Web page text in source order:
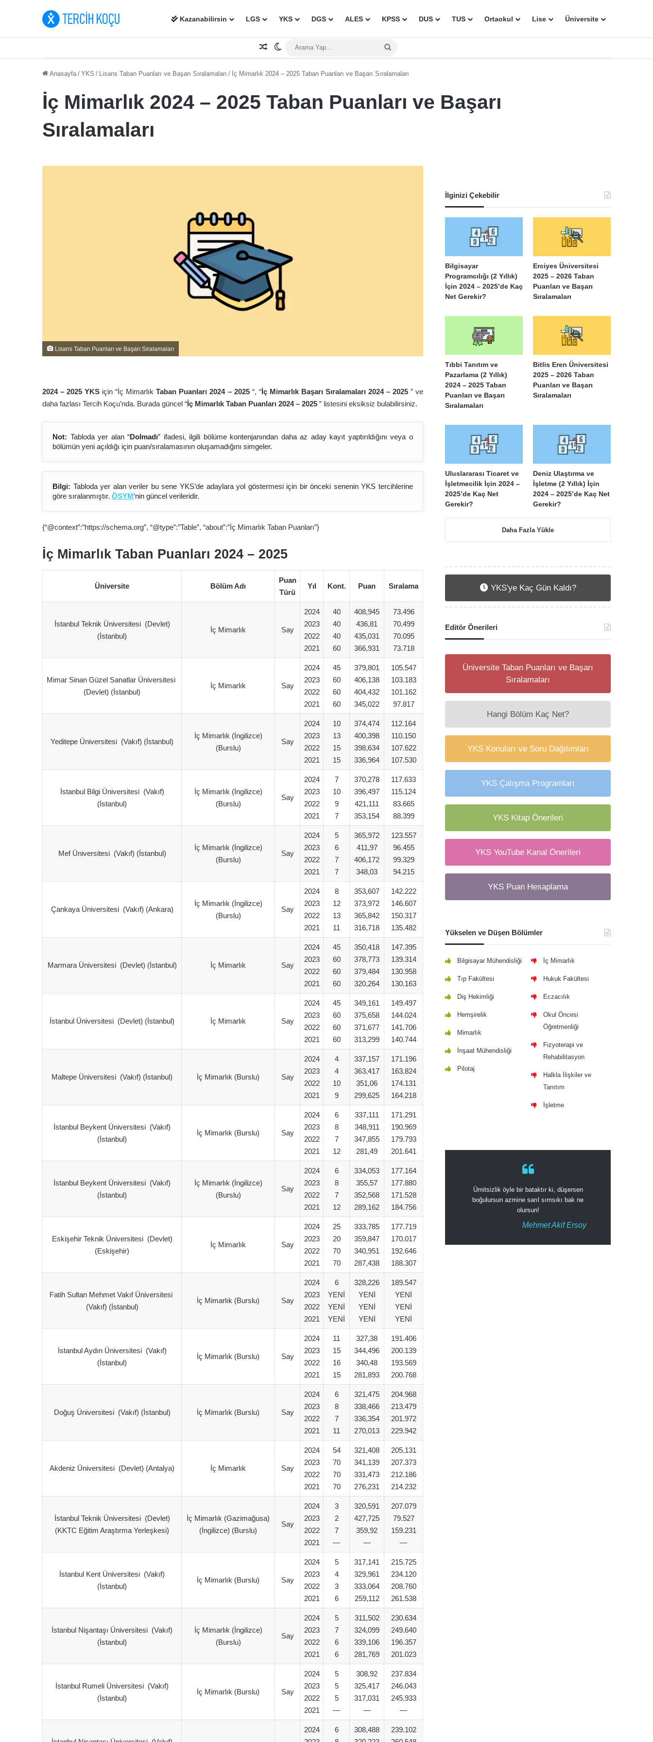
Kazanabilirsin LGS YKS DGS ALES KPSS DUS TUS Ortaokul Lise Üniversite
Rastgele Makale
Dış görünümü değiştir
Anasayfa / YKS / Lisans Taban Puanları ve Başarı Sıralamaları / İç Mimarlık 2024 – 2025 Taban Puanları ve Başarı Sıralamaları
İç Mimarlık 2024 – 2025 Taban Puanları ve Başarı
Sıralamaları
Lisans Taban Puanları ve Başarı Sıralamaları
2024 – 2025 YKS için “İç Mimarlık Taban Puanları 2024 – 2025 “, “İç Mimarlık Başarı Sıralamaları 2024 – 2025 ” ve
daha fazlası Tercih Koçu’nda. Burada güncel “İç Mimarlık Taban Puanları 2024 – 2025 ” listesini eksiksiz bulabilirsiniz.
Not: Tabloda yer alan “Dolmadı” ifadesi, ilgili bölüme kontenjanından daha az aday kayıt yaptırıldığını veya o
bölümün yeni açıldığı için puan/sıralamasının oluşamadığını simgeler.
Bilgi: Tabloda yer alan veriler bu sene YKS’de adaylara yol göstermesi için bir önceki senenin YKS tercihlerine
göre sıralanmıştır. ÖSYM‘nin güncel verileridir.
{“@context”:”https://schema.org”, “@type”:”Table”, “about”:”İç Mimarlık Taban Puanları”}
İç Mimarlık Taban Puanları 2024 – 2025
Üniversite Bölüm Adı
Puan
Türü
Yıl Kont. Puan Sıralama
İstanbul Teknik Üniversitesi (Devlet)
(İstanbul)
İç Mimarlık Say
2024
2023
2022
2021
40
40
40
60
408,945
436,81
435,031
366,931
73.496
70.499
70.095
73.718
Mimar Sinan Güzel Sanatlar Üniversitesi
(Devlet) (İstanbul)
İç Mimarlık Say
2024
2023
2022
2021
45
60
60
60
379,801
406,138
404,432
345,022
105.547
103.183
101.162
97.817
Yeditepe Üniversitesi (Vakıf) (İstanbul)
İç Mimarlık (İngilizce)
(Burslu)
Say
2024
2023
2022
2021
10
13
15
15
374,474
400,398
398,634
336,964
112.164
110.150
107.622
107.530
İstanbul Bilgi Üniversitesi (Vakıf)
(İstanbul)
İç Mimarlık (İngilizce)
(Burslu)
Say
2024
2023
2022
2021
7
10
9
7
370,278
396,497
421,111
353,154
117.633
115.124
83.665
88.399
Mef Üniversitesi (Vakıf) (İstanbul)
İç Mimarlık (İngilizce)
(Burslu)
Say
2024
2023
2022
2021
5
6
7
7
365,972
411,97
406,172
348,03
123.557
96.455
99.329
94.215
Çankaya Üniversitesi (Vakıf) (Ankara)
İç Mimarlık (İngilizce)
(Burslu)
Say
2024
2023
2022
2021
8
12
13
11
353,607
373,972
365,842
316,718
142.222
146.607
150.317
135.482
Marmara Üniversitesi (Devlet) (İstanbul) İç Mimarlık Say
2024
2023
2022
2021
45
60
60
60
350,418
378,773
379,484
320,264
147.395
139.314
130.958
130.163
İstanbul Üniversitesi (Devlet) (İstanbul) İç Mimarlık Say
2024
2023
2022
2021
45
60
60
60
349,161
375,658
371,677
313,299
149.497
144.024
141.706
140.744
Maltepe Üniversitesi (Vakıf) (İstanbul) İç Mimarlık (Burslu) Say
2024
2023
2022
2021
4
4
10
9
337,157
363,417
351,06
299,625
171.196
163.824
174.131
164.218
İstanbul Beykent Üniversitesi (Vakıf)
(İstanbul)
İç Mimarlık (Burslu) Say
2024
2023
2022
2021
6
8
7
12
337,111
348,911
347,855
281,49
171.291
190.969
179.793
201.641
İstanbul Beykent Üniversitesi (Vakıf)
(İstanbul)
İç Mimarlık (İngilizce)
(Burslu)
Say
2024
2023
2022
2021
6
8
7
12
334,053
355,57
352,568
289,162
177.164
177.880
171.528
184.756
Eskişehir Teknik Üniversitesi (Devlet)
(Eskişehir)
İç Mimarlık Say
2024
2023
2022
2021
25
20
70
70
333,785
359,847
340,951
287,438
177.719
170.017
192.646
188.307
Fatih Sultan Mehmet Vakıf Üniversitesi
(Vakıf) (İstanbul)
İç Mimarlık (Burslu) Say
2024
2023
2022
2021
6
YENİ
YENİ
YENİ
328,226
YENİ
YENİ
YENİ
189.547
YENİ
YENİ
YENİ
İstanbul Aydın Üniversitesi (Vakıf)
(İstanbul)
İç Mimarlık (Burslu) Say
2024
2023
2022
2021
11
15
16
15
327,38
344,496
340,48
281,893
191.406
200.139
193.569
200.768
Doğuş Üniversitesi (Vakıf) (İstanbul) İç Mimarlık (Burslu) Say
2024
2023
2022
2021
6
8
7
11
321,475
338,466
336,354
270,013
204.968
213.479
201.972
229.942
Akdeniz Üniversitesi (Devlet) (Antalya) İç Mimarlık Say
2024
2023
2022
2021
54
70
70
70
321,408
341,139
331,473
276,231
205.131
207.373
212.186
214.232
İstanbul Teknik Üniversitesi (Devlet)
(KKTC Eğitim Araştırma Yerleşkesi)
İç Mimarlık (Gazimağusa)
(İngilizce) (Burslu)
Say
2024
2023
2022
2021
3
2
7
—
320,591
427,725
359,92
—
207.079
79.527
159.231
—
İstanbul Kent Üniversitesi (Vakıf)
(İstanbul)
İç Mimarlık (Burslu) Say
2024
2023
2022
2021
5
4
3
6
317,141
329,961
333,064
259,112
215.725
234.120
208.760
261.538
İstanbul Nişantaşı Üniversitesi (Vakıf)
(İstanbul)
İç Mimarlık (İngilizce)
(Burslu)
Say
2024
2023
2022
2021
5
7
6
6
311,502
324,099
339,106
281,769
230.634
249.640
196.357
201.023
İstanbul Rumeli Üniversitesi (Vakıf)
(İstanbul)
İç Mimarlık (Burslu) Say
2024
2023
2022
2021
5
5
5
—
308,92
325,417
317,031
—
237.834
246.043
245.933
—
2024
6
308,488
239.102
İlginizi Çekebilir
Bilgisayar
Programcılığı (2 Yıllık)
İçin 2024 – 2025’de Kaç
Net Gerekir?
Erciyes Üniversitesi
2025 – 2026 Taban
Puanları ve Başarı
Sıralamaları
Tıbbi Tanıtım ve
Pazarlama (2 Yıllık)
2024 – 2025 Taban
Puanları ve Başarı
Sıralamaları
Bitlis Eren Üniversitesi
2025 – 2026 Taban
Puanları ve Başarı
Sıralamaları
Uluslararası Ticaret ve
İşletmecilik İçin 2024 –
2025’de Kaç Net
Gerekir?
Deniz Ulaştırma ve
İşletme (2 Yıllık) İçin
2024 – 2025’de Kaç Net
Gerekir?
Daha Fazla Yükle
YKS'ye Kaç Gün Kaldı?
Editör Önerileri
Üniversite Taban Puanları ve Başarı
Sıralamaları
Hangi Bölüm Kaç Net?
YKS Konuları ve Soru Dağılımları
YKS Çalışma Programları
YKS Kitap Önerileri
YKS YouTube Kanal Önerileri
YKS Puan Hesaplama
Yükselen ve Düşen Bölümler
Bilgisayar Mühendisliği
Tıp Fakültesi
Diş Hekimliği
Hemşirelik
Mimarlık
İnşaat Mühendisliği
Pilotaj
İç Mimarlık
Hukuk Fakültesi
Eczacılık
Okul Öncesi
Öğretmenliği
Fizyoterapi ve
Rehabilitasyon
Halkla İlişkiler ve
Tanıtım
İşletme
Ümitsizlik öyle bir bataktır ki, düşersen
boğulursun azmine sarıl sımsıkı bak ne
olursun!
Mehmet Akif Ersoy